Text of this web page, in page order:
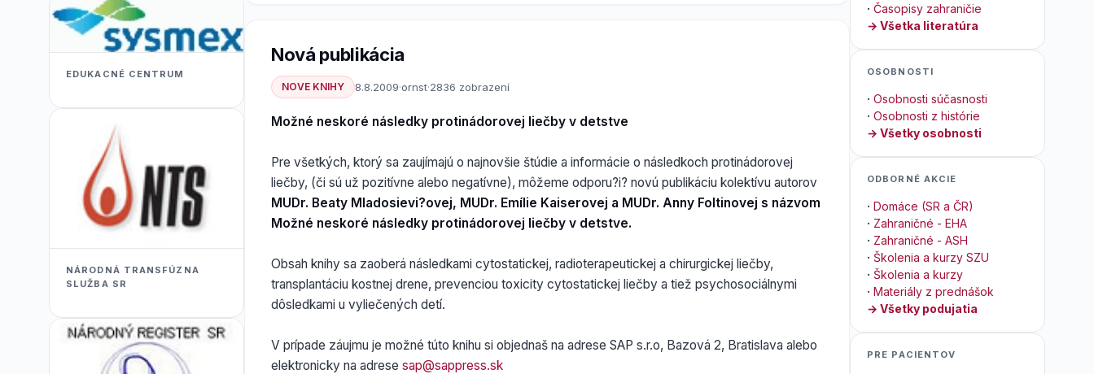
Nová publikácia
NOVE KNIHY 8.8.2009·ornst·2836 zobrazení
Možné neskoré následky protinádorovej liečby v detstve
Pre všetkých, ktorý sa zaujímajú o najnovšie štúdie a informácie o následkoch protinádorovej
liečby, (či sú už pozitívne alebo negatívne), môžeme odporu?i? novú publikáciu kolektívu autorov
MUDr. Beaty Mladosievi?ovej, MUDr. Emílie Kaiserovej a MUDr. Anny Foltinovej s názvom
Možné neskoré následky protinádorovej liečby v detstve.
Obsah knihy sa zaoberá následkami cytostatickej, radioterapeutickej a chirurgickej liečby,
transplantáciu kostnej drene, prevenciou toxicity cytostatickej liečby a tiež psychosociálnymi
dôsledkami u vyliečených detí.
V prípade záujmu je možné túto knihu si objednaš na adrese SAP s.r.o, Bazová 2, Bratislava alebo
elektronicky na adrese sap@sappress.sk
EDUKACNÉ CENTRUM
NÁRODNÁ TRANSFÚZNA
SLUŽBA SR
· Časopisy zahraničie
→ Všetka literatúra
OSOBNOSTI
· Osobnosti súčasnosti
· Osobnosti z histórie
→ Všetky osobnosti
ODBORNÉ AKCIE
· Domáce (SR a ČR)
· Zahraničné - EHA
· Zahraničné - ASH
· Školenia a kurzy SZU
· Školenia a kurzy
· Materiály z prednášok
→ Všetky podujatia
PRE PACIENTOV